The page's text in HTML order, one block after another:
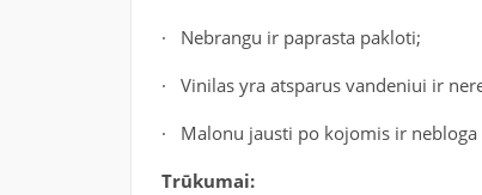
· Nebrangu ir paprasta pakloti;
· Vinilas yra atsparus vandeniui ir
· Malonu jausti po kojomis ir nebloga
Trūkumai: